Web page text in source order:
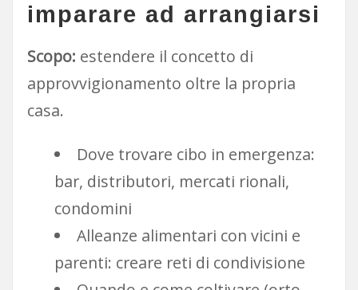
imparare ad arrangiarsi
Scopo: estendere il concetto di
approvvigionamento oltre la propria
casa.
Dove trovare cibo in emergenza:
bar, distributori, mercati rionali,
condomini
Alleanze alimentari con vicini e
parenti: creare reti di condivisione